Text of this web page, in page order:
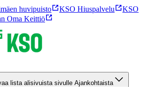
huvipuisto KSO Hiuspalvelu
KSO
Oma Keittiö
lista alisivuista sivulle Ajankohtaista